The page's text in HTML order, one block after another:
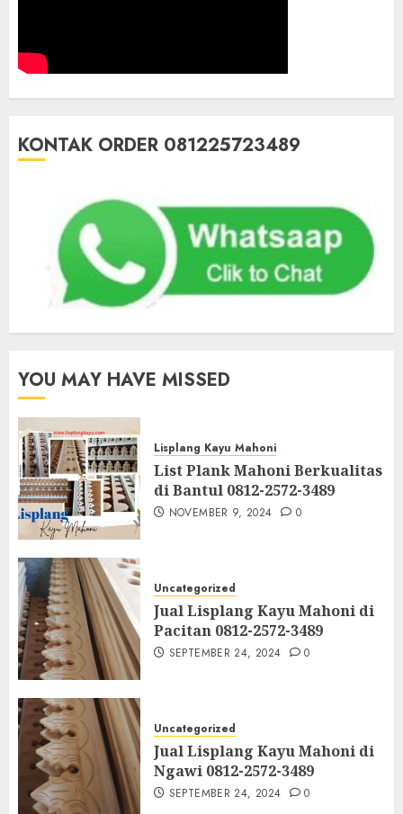
KONTAK ORDER 081225723489
YOU MAY HAVE MISSED
Lisplang Kayu Mahoni
List Plank Mahoni Berkualitas
di Bantul 0812-2572-3489
NOVEMBER 9, 2024 0
Uncategorized
Jual Lisplang Kayu Mahoni di
Pacitan 0812-2572-3489
SEPTEMBER 24, 2024 0
Uncategorized
Jual Lisplang Kayu Mahoni di
Ngawi 0812-2572-3489
SEPTEMBER 24, 2024 0